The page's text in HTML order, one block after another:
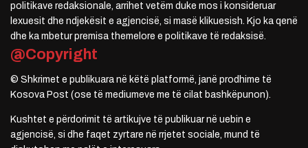
politikave redaksionale, arrihet vetëm duke mos i konsideruar
lexuesit dhe ndjekësit e agjencisë, si masë klikuesish. Kjo ka qenë
dhe ka mbetur premisa themelore e politikave të redaksisë.
@Copyright
© Shkrimet e publikuara në këtë platformë, janë prodhime të
Kosova Post (ose të mediumeve me të cilat bashkëpunon).
Kushtet e përdorimit të artikujve të publikuar në uebin e
agjencisë, si dhe faqet zyrtare në rrjetet sociale, mund të